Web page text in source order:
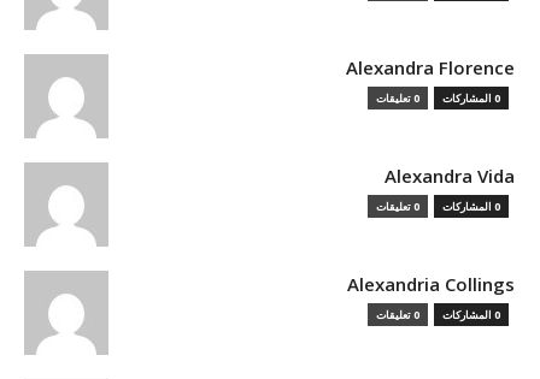
Alexandra Florence
0 المشاركات 0 تعليقات
Alexandra Vida
0 المشاركات 0 تعليقات
Alexandria Collings
0 المشاركات 0 تعليقات